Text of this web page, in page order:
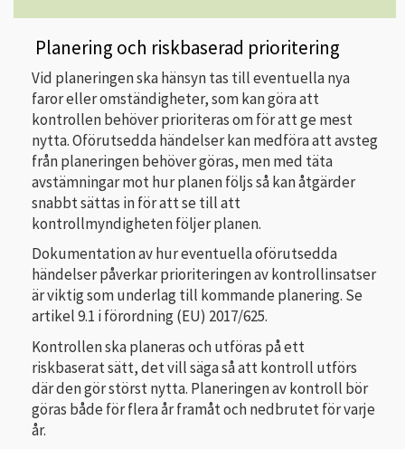
Planering och riskbaserad prioritering
Vid planeringen ska hänsyn tas till eventuella nya
faror eller omständigheter, som kan göra att
kontrollen behöver prioriteras om för att ge mest
nytta. Oförutsedda händelser kan medföra att avsteg
från planeringen behöver göras, men med täta
avstämningar mot hur planen följs så kan åtgärder
snabbt sättas in för att se till att
kontrollmyndigheten följer planen.
Dokumentation av hur eventuella oförutsedda
händelser påverkar prioriteringen av kontrollinsatser
är viktig som underlag till kommande planering. Se
artikel 9.1 i förordning (EU) 2017/625.
Kontrollen ska planeras och utföras på ett
riskbaserat sätt, det vill säga så att kontroll utförs
där den gör störst nytta. Planeringen av kontroll bör
göras både för flera år framåt och nedbrutet för varje
år.